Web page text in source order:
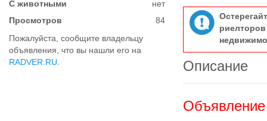
С животными
нет
Просмотров
84
Пожалуйста, сообщите владельцу
объявления, что вы нашли его на
RADVER.RU
Описание
Объявление